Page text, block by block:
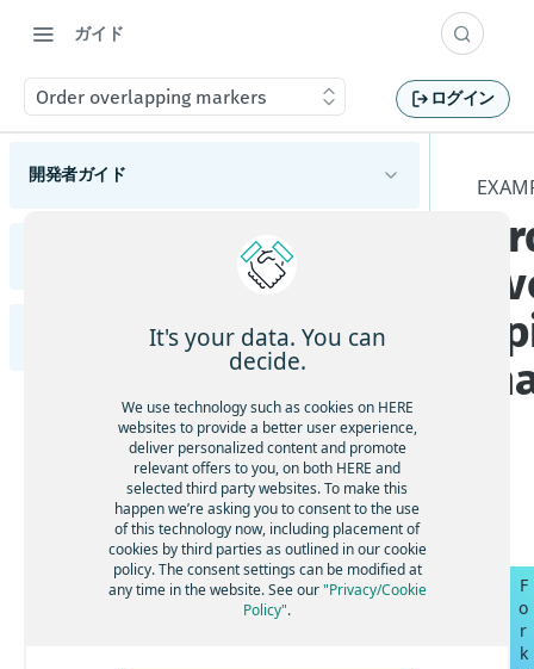
ガイド
Order overlapping markers ログイン
開発者ガイド
サポートされているブラウザーとプラットフォ
HERE Maps API for JavaScriptの各バージョンを
HERE Maps API for Javascriptの使用を開始する
マップオブジェクトを管理する
マーカーを追加する
ジオシェイプを使用する
カスタムオーバーレイを表示する
マップイベントを処理する
地図をカスタマイズする
カスタムの地政学的見解を適用する
ルートと経路を計算する
視覚化のためのクラスターデータ
地域固有の地図を設定する
フレームワークと統合する
Angularを使用してHERE Mapsを構築する
Reactを使用してHERE Mapsを構築する
Vue.jsを使用してHERE Mapsを構築する
ベストプラクティスと高度なヒント
効率的なマップレンダリングのためのベストプ
機能と動作の変更
既知の問題
解決済みの問題
制限と回避策
Adding an Overlay to the Map
Animated markers
Calculate a location from a mouse click
Changing from the metric system
Circle on a map
F
o
r
k
It's your data. You can
decide.
We use technology such as cookies on HERE
websites to provide a better user experience,
deliver personalized content and promote
relevant offers to you, on both HERE and
selected third party websites. To make this
happen we’re asking you to consent to the use
of this technology now, including placement of
cookies by third parties as outlined in our cookie
policy. The consent settings can be modified at
any time in the website. See our"Privacy/Cookie
Policy".